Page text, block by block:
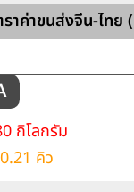
าค่าขนส่งจีน-ไทย
กิโลกรัม
0.21 คิว